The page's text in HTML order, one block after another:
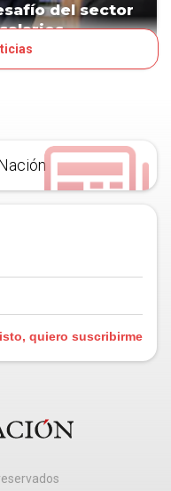
del sector
quiero suscribirme